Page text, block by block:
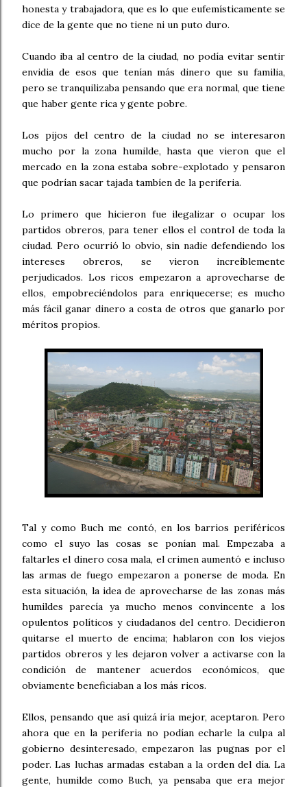
honesta y trabajadora, que es lo que eufemísticamente se
dice de la gente que no tiene ni un puto duro.
Cuando iba al centro de la ciudad, no podía evitar sentir
envidia de esos que tenían más dinero que su familia,
pero se tranquilizaba pensando que era normal, que tiene
que haber gente rica y gente pobre.
Los pijos del centro de la ciudad no se interesaron
mucho por la zona humilde, hasta que vieron que el
mercado en la zona estaba sobre-explotado y pensaron
que podrían sacar tajada tambíen de la periferia.
Lo primero que hicieron fue ilegalizar o ocupar los
partidos obreros, para tener ellos el control de toda la
ciudad. Pero ocurrió lo obvio, sin nadie defendiendo los
intereses obreros, se vieron increíblemente
perjudicados. Los ricos empezaron a aprovecharse de
ellos, empobreciéndolos para enriquecerse; es mucho
más fácil ganar dinero a costa de otros que ganarlo por
méritos propios.
Tal y como Buch me contó, en los barrios periféricos
como el suyo las cosas se ponían mal. Empezaba a
faltarles el dinero cosa mala, el crimen aumentó e incluso
las armas de fuego empezaron a ponerse de moda. En
esta situación, la idea de aprovecharse de las zonas más
humildes parecía ya mucho menos convincente a los
opulentos políticos y ciudadanos del centro. Decidieron
quitarse el muerto de encima; hablaron con los viejos
partidos obreros y les dejaron volver a activarse con la
condición de mantener acuerdos económicos, que
obviamente beneficiaban a los más ricos.
Ellos, pensando que así quizá iría mejor, aceptaron. Pero
ahora que en la periferia no podían echarle la culpa al
gobierno desinteresado, empezaron las pugnas por el
poder. Las luchas armadas estaban a la orden del día. La
gente, humilde como Buch, ya pensaba que era mejor